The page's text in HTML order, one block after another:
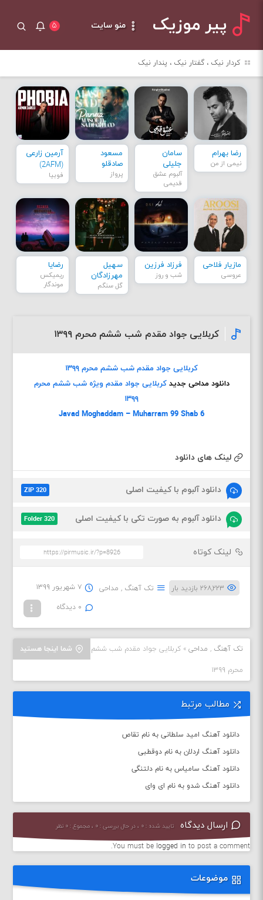
پیر موزیک منو سایت ۵
کردار نیک ، گفتار نیک ، پندار نیک
رضا بهرام
نیمی از من
سامان
جلیلی
آلبوم عشق
قدیمی
مسعود
صادقلو
پرواز
آرمین زارعی
(2AFM)
فوبیا
مازیار فلاحی
عروسی
فرزاد فرزین
شب و روز
سهیل
مهرزادگان
گل سنگم
رضایا
ریمیکس
موندگار
کربلایی جواد مقدم شب ششم محرم ۱۳۹۹
کربلایی جواد مقدم شب ششم محرم ۱۳۹۹
دانلود مداحی جدید کربلایی جواد مقدم ویژه شب ششم محرم
۱۳۹۹
Javad Moghaddam – Muharram 99 Shab 6
لینک های دانلود
دانلود آلبوم با کیفیت اصلی ZIP 320
دانلود آلبوم به صورت تکی با کیفیت اصلی Folder 320
لینک کوتاه
۲۶۸,۲۲۳ بازدید بار تک آهنگ , مداحی ۷ شهریور ۱۳۹۹
۰ دیدگاه
شما اینجا هستید تک آهنگ , مداحی »کربلایی جواد مقدم شب ششم
محرم ۱۳۹۹
مطالب مرتبط
دانلود آهنگ امید سلطانی به نام تقاص
دانلود آهنگ اردلان به نام دوقطبی
دانلود آهنگ سامیاس به نام دلتنگی
دانلود آهنگ شدو به نام ای وای
ارسال دیدگاه تایید شده : ۰ ، در حال بررسی : ۰ ، مجموع : ۰ نظر
You must be logged in to post a comment.
موضوعات